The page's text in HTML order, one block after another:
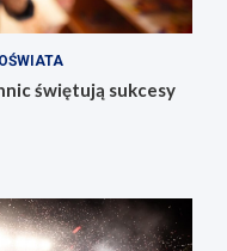
OŚWIATA
świętują sukcesy